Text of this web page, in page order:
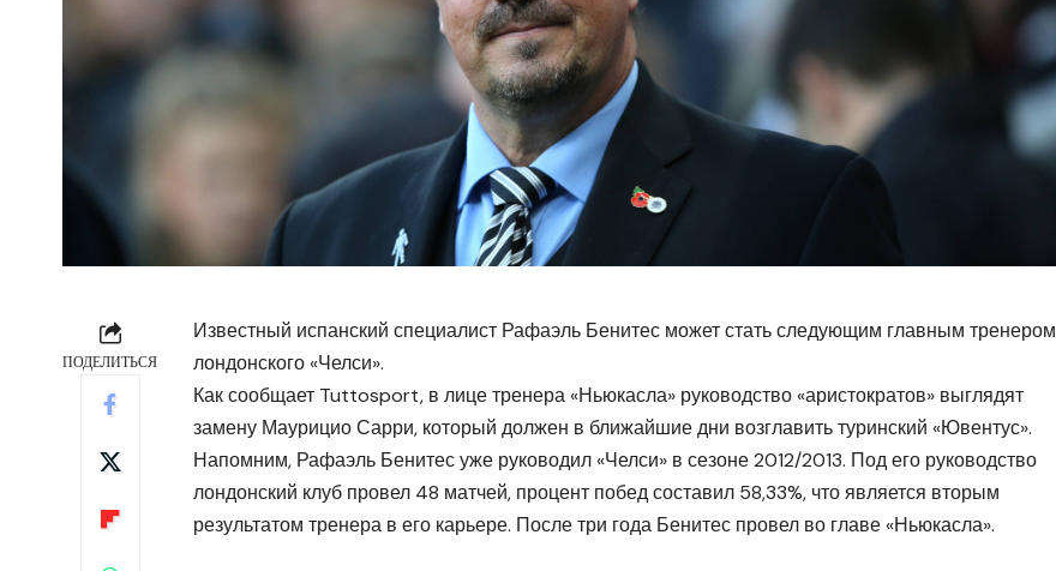
ПОДЕЛИТЬСЯ
Известный испанский специалист Рафаэль Бенитес может стать следующим главным тренером
лондонского «Челси».
Как сообщает Tuttosport, в лице тренера «Ньюкасла» руководство «аристократов» выглядят
замену Маурицио Сарри, который должен в ближайшие дни возглавить туринский «Ювентус».
Напомним, Рафаэль Бенитес уже руководил «Челси» в сезоне 2012/2013. Под его руководство
лондонский клуб провел 48 матчей, процент побед составил 58,33%, что является вторым
результатом тренера в его карьере. После три года Бенитес провел во главе «Ньюкасла».